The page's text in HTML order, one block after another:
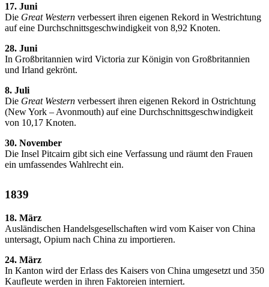
17. Juni
Die Great Western verbessert ihren eigenen Rekord in Westrichtung
auf eine Durchschnittsgeschwindigkeit von 8,92 Knoten.
28. Juni
In Großbritannien wird Victoria zur Königin von Großbritannien
und Irland gekrönt.
8. Juli
Die Great Western verbessert ihren eigenen Rekord in Ostrichtung
(New York – Avonmouth) auf eine Durchschnittsgeschwindigkeit
von 10,17 Knoten.
30. November
Die Insel Pitcairn gibt sich eine Verfassung und räumt den Frauen
ein umfassendes Wahlrecht ein.
1839
18. März
Ausländischen Handelsgesellschaften wird vom Kaiser von China
untersagt, Opium nach China zu importieren.
24. März
In Kanton wird der Erlass des Kaisers von China umgesetzt und 350
Kaufleute werden in ihren Faktoreien interniert.